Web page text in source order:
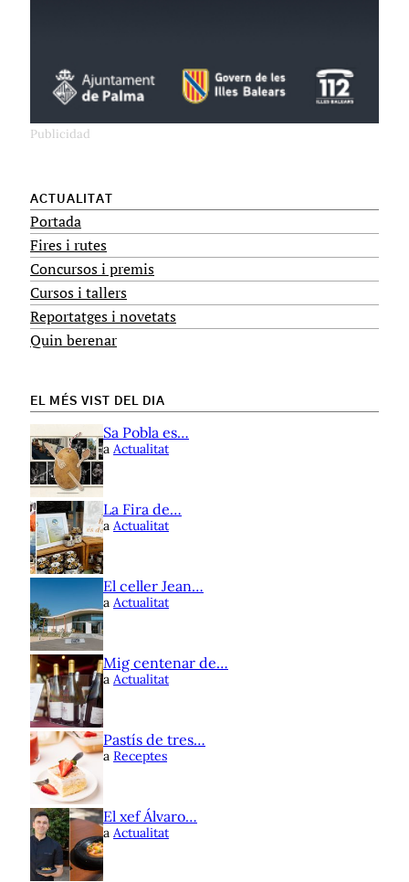
ACTUALITAT
Portada
Fires i rutes
Concursos i premis
Cursos i tallers
Reportatges i novetats
Quin berenar
EL MÉS VIST DEL DIA
Sa Pobla es…
a Actualitat
La Fira de…
a Actualitat
El celler Jean…
a Actualitat
Mig centenar de…
a Actualitat
Pastís de tres…
a Receptes
El xef Álvaro…
a Actualitat